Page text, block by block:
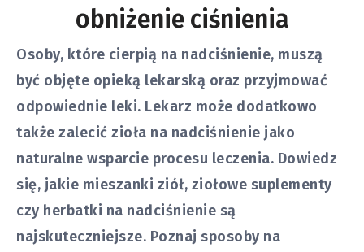
obniżenie ciśnienia
Osoby, które cierpią na nadciśnienie, muszą
być objęte opieką lekarską oraz przyjmować
odpowiednie leki. Lekarz może dodatkowo
także zalecić zioła na nadciśnienie jako
naturalne wsparcie procesu leczenia. Dowiedz
się, jakie mieszanki ziół, ziołowe suplementy
czy herbatki na nadciśnienie są
najskuteczniejsze. Poznaj sposoby na